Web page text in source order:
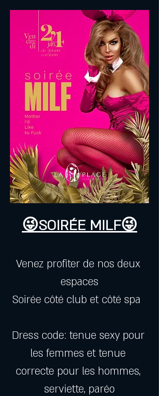
😜SOIRÉE MILF😜
Venez profiter de nos deux
espaces
Soirée côté club et côté spa
Dress code: tenue sexy pour
les femmes et tenue
correcte pour les hommes,
serviette, paréo